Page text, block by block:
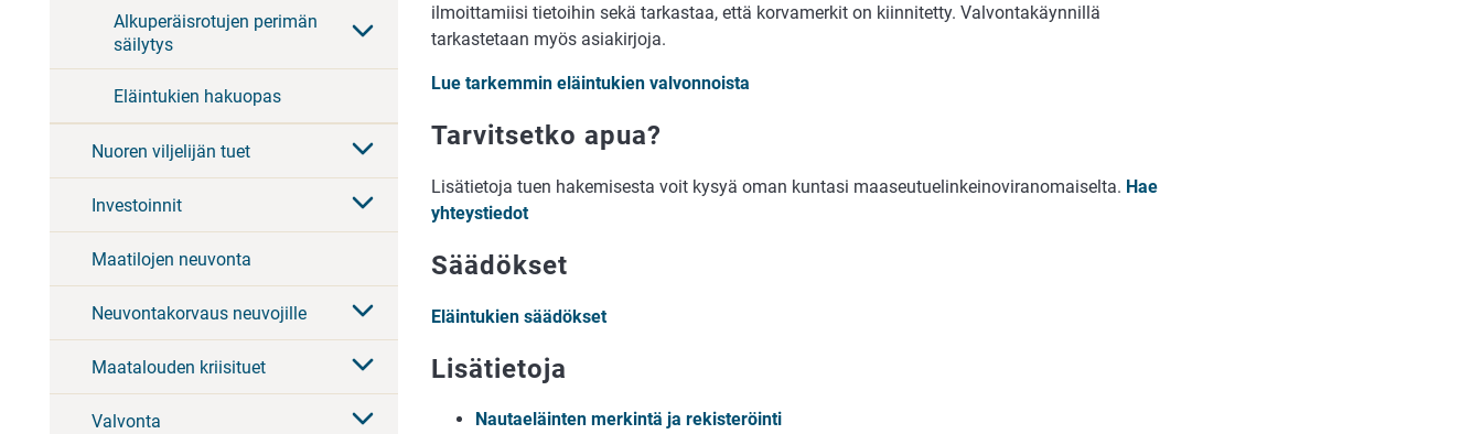
Alkuperäisrotujen perimän
säilytys
Eläintukien hakuopas
Nuoren viljelijän tuet
Investoinnit
Maatilojen neuvonta
Neuvontakorvaus neuvojille
Maatalouden kriisituet
Valvonta
ilmoittamiisi tietoihin sekä tarkastaa, että korvamerkit on kiinnitetty. Valvontakäynnillä
tarkastetaan myös asiakirjoja.
Lue tarkemmin eläintukien valvonnoista
Tarvitsetko apua?
Lisätietoja tuen hakemisesta voit kysyä oman kuntasi maaseutuelinkeinoviranomaiselta. Hae
yhteystiedot
Säädökset
Eläintukien säädökset
Lisätietoja
Nautaeläinten merkintä ja rekisteröinti